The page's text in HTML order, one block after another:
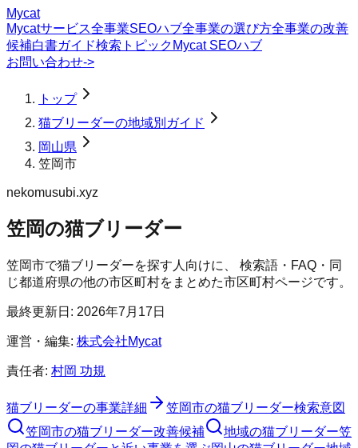
Mycat
Mycatサービス全事業SEOハブ全事業の選び方全事業の改善
候補白書ガイド検索トピック Mycat SEOハブ
お問い合わせ->
トップ
猫ブリーダーの地域別ガイド
岡山県
笠岡市
nekomusubi.xyz
笠岡の猫ブリーダー
笠岡市で猫ブリーダーを探す人向けに、 検索語・FAQ・同
じ都道府県の他の市区町村をまとめた市区町村ページです。
最終更新日: 2026年7月17日
運営・編集: 株式会社Mycat
責任者: 村岡 功規
猫ブリーダーの事業詳細 笠岡市の猫ブリーダー検索意図
笠岡市の猫ブリーダー改善候補 地域の猫ブリーダー笠